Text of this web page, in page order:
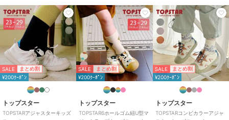
SALE まとめ割
¥200ｸｰﾎﾟﾝ
トップスター
TOPSTARアジャスターキッズ
SALE まとめ割
¥200ｸｰﾎﾟﾝ
トップスター
TOPSTAR6ホールゴム紐U型マ
SALE まとめ割
¥200ｸｰﾎﾟﾝ
トップスター
TOPSTARコンビカラーアジャ